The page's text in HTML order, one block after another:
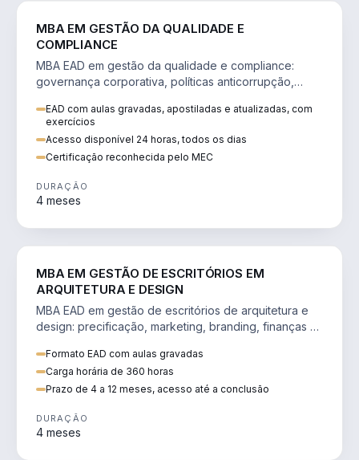
MBA EM GESTÃO DA QUALIDADE E
COMPLIANCE
MBA EAD em gestão da qualidade e compliance:
governança corporativa, políticas anticorrupção,
EAD com aulas gravadas, apostiladas e atualizadas, com
exercícios
Acesso disponível 24 horas, todos os dias
Certificação reconhecida pelo MEC
DURAÇÃO
4 meses
MBA EM GESTÃO DE ESCRITÓRIOS EM
ARQUITETURA E DESIGN
MBA EAD em gestão de escritórios de arquitetura e
design: precificação, marketing, branding, finanças e
Formato EAD com aulas gravadas
Carga horária de 360 horas
Prazo de 4 a 12 meses, acesso até a conclusão
DURAÇÃO
4 meses